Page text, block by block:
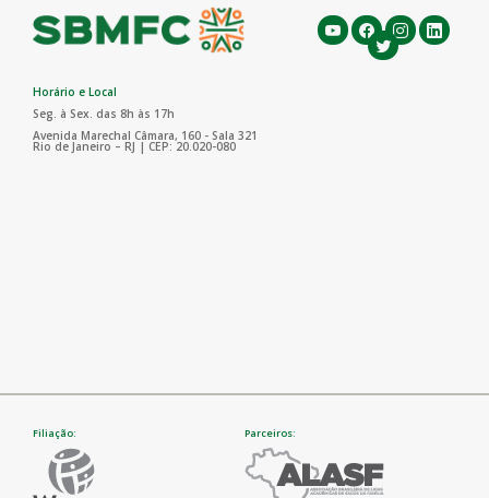
Horário e Local
Seg. à Sex. das 8h às 17h
Avenida Marechal Câmara, 160 - Sala 321
Rio de Janeiro – RJ | CEP: 20.020-080
Filiação: Parceiros: